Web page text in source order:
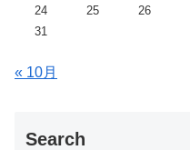
24
25 26
31
« 10月
Search